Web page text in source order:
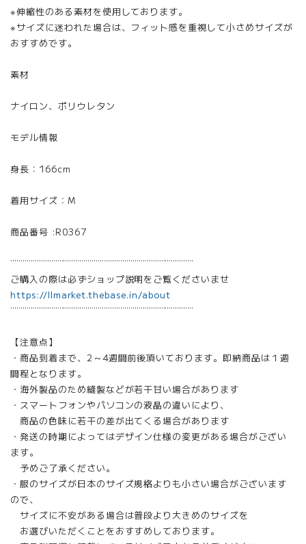
※伸縮性のある素材を使用しております。
※サイズに迷われた場合は、フィット感を重視して小さめサイズが
おすすめです。
素材
ナイロン、ポリウレタン
モデル情報
身長：166cm
着用サイズ：M
商品番号 :R0367
¨¨¨¨¨¨¨¨¨¨¨¨¨¨¨¨¨¨¨¨¨¨¨¨¨¨¨¨¨¨¨¨¨¨¨¨¨¨¨¨¨¨¨¨¨
ご購入の際は必ずショップ説明をご覧くださいませ
https://llmarket.thebase.in/about
¨¨¨¨¨¨¨¨¨¨¨¨¨¨¨¨¨¨¨¨¨¨¨¨¨¨¨¨¨¨¨¨¨¨¨¨¨¨¨¨¨¨¨¨¨
【注意点】
・商品到着まで、2～4週間前後頂いております。即納商品は１週
間程となります。
・海外製品のため縫製などが若干甘い場合があります
・スマートフォンやパソコンの液晶の違いにより、
商品の色味に若干の差が出てくる場合があります
・発送の時期によってはデザイン仕様の変更がある場合がござい
ます。
予めご了承ください。
・服のサイズが日本のサイズ規格よりも小さい場合がございます
ので、
サイズに不安がある場合は普段より大きめのサイズを
お選びいただくことをおすすめしております。